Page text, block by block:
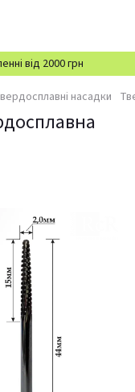
від 2000 грн
насадки